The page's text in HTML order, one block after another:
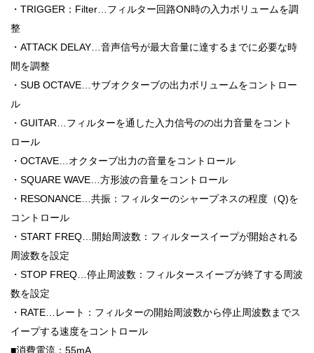
・TRIGGER：Filter…フィルター回路ON時の入力ボリュームを調
整
・ATTACK DELAY…音声信号が最大音量に達するまでに必要な時
間を調整
・SUB OCTAVE…サブオクターブの出力ボリュームをコントロー
ル
・GUITAR…フィルターを通した入力信号のの出力音量をコント
ロール
・OCTAVE…オクターブ出力の音量をコントロール
・SQUARE WAVE…方形波の音量をコントロール
・RESONANCE…共振：フィルターのシャープネスの程度（Q)を
コントロール
・START FREQ…開始周波数：フィルタースイープが開始される
周波数を設定
・STOP FREQ…停止周波数：フィルタースイープが終了する周波
数を設定
・RATE…レート：フィルターの開始周波数から停止周波数までス
イープする速度をコントロール
■消費電流：55mA